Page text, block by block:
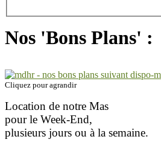
Nos 'Bons Plans' :
Cliquez pour agrandir
Location de notre Mas
pour le Week-End,
plusieurs jours ou à la semaine.